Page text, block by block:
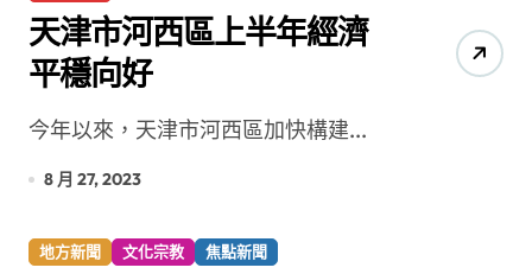
天津市河西區上半年經濟
平穩向好
今年以來，天津市河西區加快構建...
8 月 27, 2023
地方新聞 文化宗教 焦點新聞